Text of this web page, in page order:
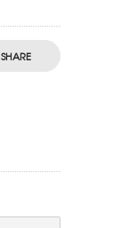
SHARE